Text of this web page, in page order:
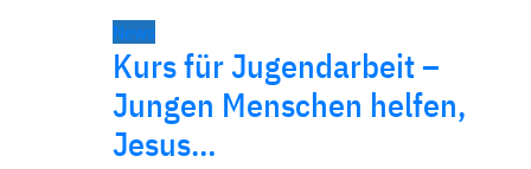
News
Kurs für Jugendarbeit –
Jungen Menschen helfen,
Jesus…